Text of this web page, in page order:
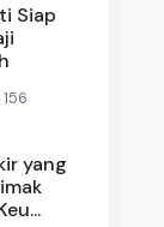
Siap
156
yang